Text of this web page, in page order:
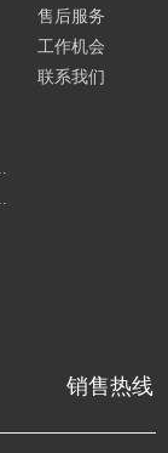
售后服务
工作机会
联系我们
销售热线